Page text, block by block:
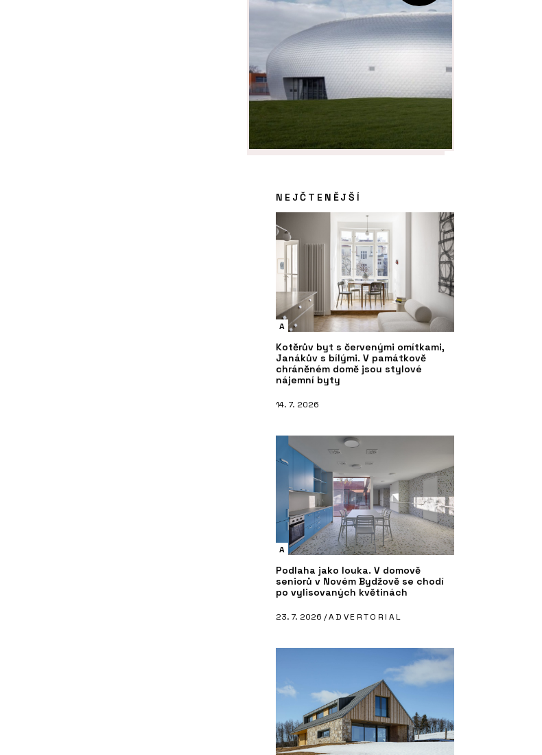
NEJČTENĚJŠÍ
A
Kotěrův byt s červenými omítkami,
Janákův s bílými. V památkově
chráněném domě jsou stylové
nájemní byty
14. 7. 2026
A
Podlaha jako louka. V domově
seniorů v Novém Bydžově se chodí
po vylisovaných květinách
23. 7. 2026 /ADVERTORIAL